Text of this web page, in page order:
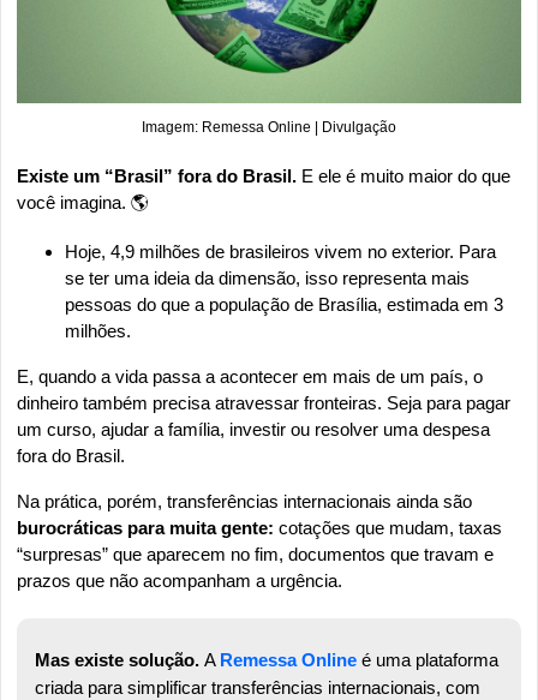
Imagem: Remessa Online | Divulgação
Existe um “Brasil” fora do Brasil. E ele é muito maior do que
você imagina. 🌎
Hoje, 4,9 milhões de brasileiros vivem no exterior. Para
se ter uma ideia da dimensão, isso representa mais
pessoas do que a população de Brasília, estimada em 3
milhões.
E, quando a vida passa a acontecer em mais de um país, o
dinheiro também precisa atravessar fronteiras. Seja para pagar
um curso, ajudar a família, investir ou resolver uma despesa
fora do Brasil.
burocráticas para muita gente: cotações que mudam, taxas
“surpresas” que aparecem no fim, documentos que travam e
prazos que não acompanham a urgência.
Mas existe solução. A Remessa Online é uma plataforma
criada para simplificar transferências internacionais, com